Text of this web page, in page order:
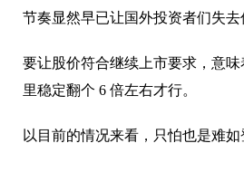
节奏显然早已让国外投资者们失去
要让股价符合继续上市要求，意
里稳定翻个 6 倍左右才行。
以目前的情况来看，只怕也是难